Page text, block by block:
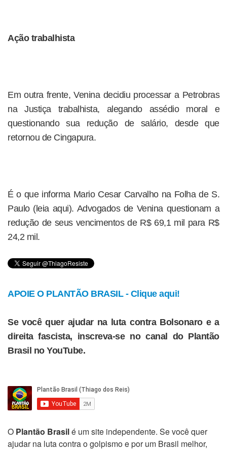
Ação trabalhista
Em outra frente, Venina decidiu processar a Petrobras
na Justiça trabalhista, alegando assédio moral e
questionando sua redução de salário, desde que
retornou de Cingapura.
É o que informa Mario Cesar Carvalho na Folha de S.
Paulo (leia aqui). Advogados de Venina questionam a
redução de seus vencimentos de R$ 69,1 mil para R$
24,2 mil.
APOIE O PLANTÃO BRASIL - Clique aqui!
Se você quer ajudar na luta contra Bolsonaro e a
direita fascista, inscreva-se no canal do Plantão
Brasil no YouTube.
O Plantão Brasilé um site independente. Se você quer
ajudar na luta contra o golpismo e por um Brasil melhor,